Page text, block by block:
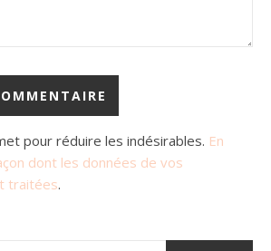
pour réduire les indésirables. En
dont les données de vos
traitées.